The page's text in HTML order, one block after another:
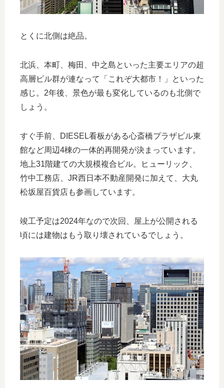
とくに北側は絶品。
北浜、本町、梅田、中之島といった主要エリアの超
高層ビル群が連なって「これぞ大都市！」といった
感じ。2年後、景色が最も変化しているのも北側で
しょう。
すぐ手前、DIESEL看板がある心斎橋プラザビル東
館など周辺4棟の一体的再開発が決まっています。
地上31階建ての大規模複合ビル。ヒューリック、
竹中工務店、JR西日本不動産開発に加えて、大丸
松坂屋百貨店も参画しています。
竣工予定は2024年なので次回、屋上が公開される
頃には建物はもう取り壊されているでしょう。